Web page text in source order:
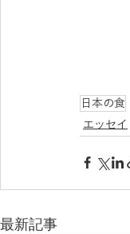
日本の食
エッセイ
最新記事